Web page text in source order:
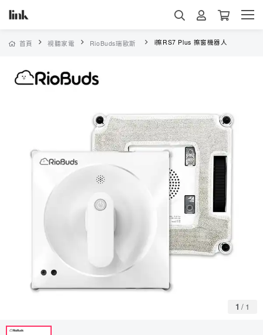
首頁 視聽家電 RioBuds瑞歐斯 i擦RS7 Plus 擦窗機器人
1 / 1